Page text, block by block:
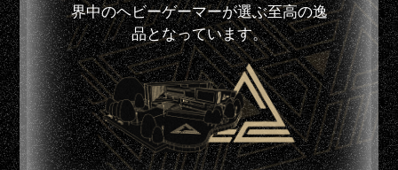
界中のヘビーゲーマーが選ぶ至高の逸
品となっています。